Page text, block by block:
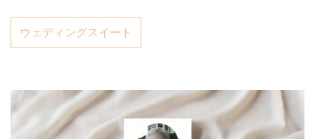
ウェディングスイート